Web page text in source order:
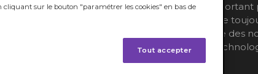
est important
d'être
pointe des
sur le bouton "paramétrer les cookies" en bas de
Tout accepter